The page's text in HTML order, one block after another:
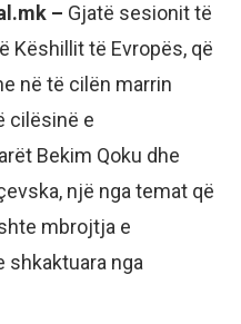
– Gjatë sesionit të
Këshillit të Evropës, që
në të cilën marrin
cilësinë e
Bekim Qoku dhe
një nga temat që
mbrojtja e
shkaktuara nga